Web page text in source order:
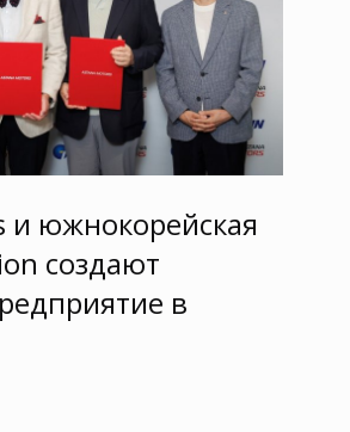
и южнокорейская
создают
в